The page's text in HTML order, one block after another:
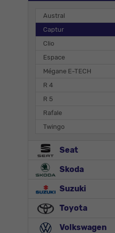
Austral
Captur
Clio
Espace
Mégane E-TECH
R 4
R 5
Rafale
Twingo
Seat
Skoda
Suzuki
Toyota
Volkswagen